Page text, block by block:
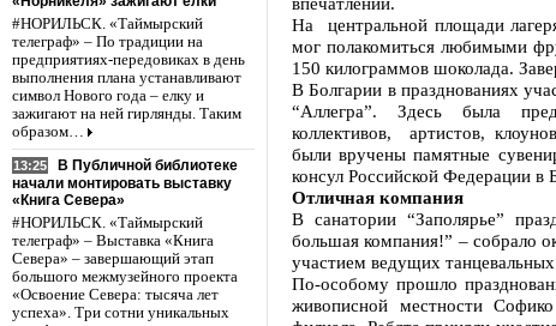
#НОРИЛЬСК. «Таймырский
телеграф» – По традиции на
предприятиях-передовиках в день
выполнения плана устанавливают
символ Нового года – елку и
зажигают на ней гирлянды. Таким
образом…
13:25
В Публичной библиотеке
начали монтировать выставку
«Книга Севера»
#НОРИЛЬСК. «Таймырский
телеграф» – Выставка «Книга
Севера» – завершающий этап
большого межмузейного проекта
«Освоение Севера: тысяча лет
успеха». Три сотни уникальных
На центральной площади
мог полакомиться любимыми
150 килограммов шоколада.
В Болгарии в празднованиях
“Аллегра”. Здесь была
коллективов, артистов,
были вручены памятные
консул Российской Федерации в
Отличная компания
В санатории “Заполярье”
большая компания!” – собрало
участием ведущих
По-особому прошло
живописной местности